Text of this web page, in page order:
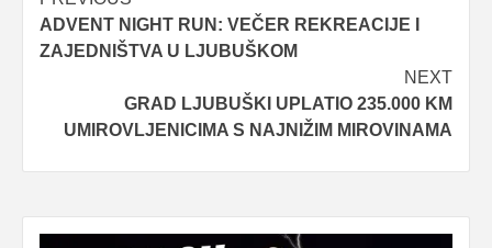
navigation
ADVENT NIGHT RUN: VEČER REKREACIJE I
ZAJEDNIŠTVA U LJUBUŠKOM
NEXT
GRAD LJUBUŠKI UPLATIO 235.000 KM
UMIROVLJENICIMA S NAJNIŽIM MIROVINAMA